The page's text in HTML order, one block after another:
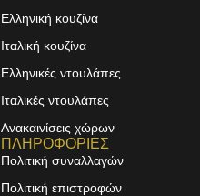
Ελληνική κουζίνα
Ιταλική κουζίνα
Ελληνικές ντουλάπες
Ιταλικές ντουλάπες
Ανακαινίσεις χώρων
ΠΛΗΡΟΦΟΡΙΕΣ
Πολιτική συναλλαγών
Πολιτική επιστροφών